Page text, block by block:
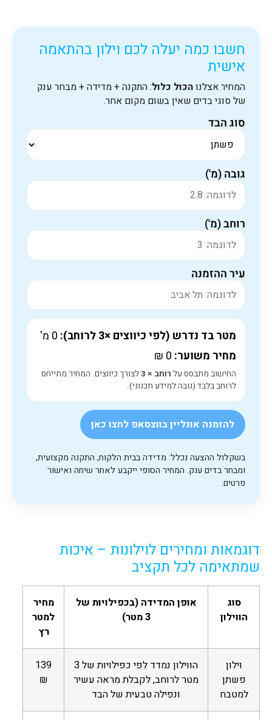
חשבו כמה יעלה לכם וילון בהתאמה
אישית
המחיר אצלנוהכול כלול: התקנה + מדידה + מבחר ענק
של סוגי בדים שאין בשום מקום אחר.
סוג הבד
גובה (מ')
רוחב (מ')
עיר ההזמנה
מטר בד נדרש (לפי כיווצים ×3 לרוחב): 0 מ'
מחיר משוער: 0
₪
החישוב מתבסס על רוחב × 3
לצורך כיווצים. המחיר מתייחס
לרוחב בלבד (גובה למידע תכנוני).
להזמנה אונליין בווצסאפ לחצו כאן
בשקלול ההצעה נכלל: מדידה בבית הלקוח, התקנה מקצועית,
ומבחר בדים ענק. המחיר הסופי ייקבע לאחר שיחה ואישור
פרטים.
דוגמאות ומחירים לוילונות – איכות
שמתאימה לכל תקציב
סוג
הווילון
אופן המדידה (בכפילויות של
3 מטר)
מחיר
למטר
רץ
וילון
פשתן
למטבח
הווילון נמדד לפי כפילויות של 3
מטר לרוחב, לקבלת מראה עשיר
ונפילה טבעית של הבד
139
₪